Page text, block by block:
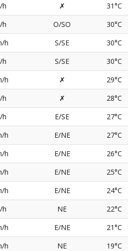
h ✗ 31°C
h O/SO 30°C
h S/SE 30°C
h S/SE 30°C
h ✗ 29°C
h ✗ 28°C
h E/SE 27°C
h E/NE 27°C
h E/NE 26°C
h E/NE 25°C
h E/NE 24°C
h NE 22°C
h E/NE 21°C
h NE 19°C